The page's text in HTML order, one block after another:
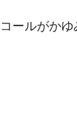
ールがか